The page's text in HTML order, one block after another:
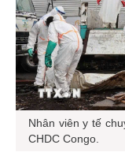
Nhân viên y tế
CHDC Congo.